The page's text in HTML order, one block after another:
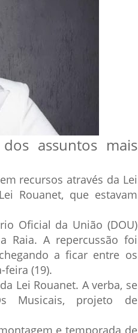
assuntos mais
recursos através da Lei
Rouanet, que estavam
Oficial da União (DOU)
Raia. A repercussão foi
a ficar entre os
(19).
Lei Rouanet. A verba, se
Musicais, projeto de
e temporada de